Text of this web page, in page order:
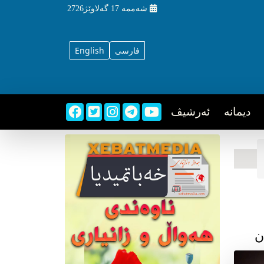
شه‌ممه‌ 17 گه‌لاوێژ2726
English فارسی
دیمانه ئه‌رشیڤ